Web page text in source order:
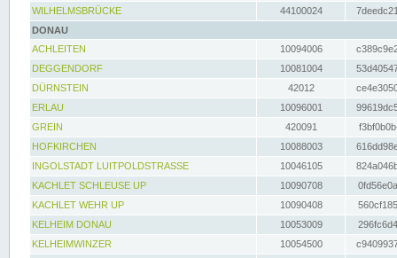
WILHELMSBRÜCKE
44100024
DONAU
ACHLEITEN
10094006
DEGGENDORF
10081004
DÜRNSTEIN
42012
ERLAU
10096001
GREIN
420091
HOFKIRCHEN
10088003
INGOLSTADT LUITPOLDSTRASSE
10046105
KACHLET SCHLEUSE UP
10090708
KACHLET WEHR UP
10090408
KELHEIM DONAU
10053009
KELHEIMWINZER
10054500